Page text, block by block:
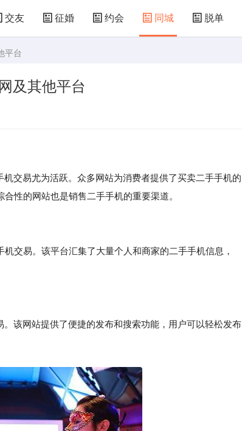
交友 征婚 约会 同城 脱单
平台
及其他平台
易尤为活跃。众多网站为消费者提供了买卖二手手机的
性的网站也是销售二手手机的重要渠道。
交易。该平台汇集了大量个人和商家的二手手机信息，
该网站提供了便捷的发布和搜索功能，用户可以轻松发布